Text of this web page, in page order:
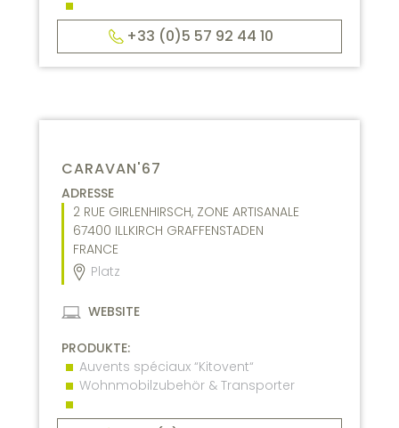
+33 (0)5 57 92 44 10
CARAVAN'67
ADRESSE
2 RUE GIRLENHIRSCH, ZONE ARTISANALE
67400 ILLKIRCH GRAFFENSTADEN
FRANCE
Platz
WEBSITE
PRODUKTE:
Auvents spéciaux “Kitovent“
Wohnmobilzubehör & Transporter